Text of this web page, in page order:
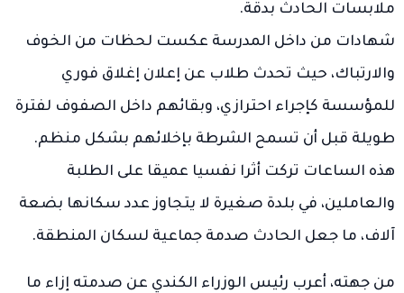
ملابسات الحادث بدقة.
شهادات من داخل المدرسة عكست لحظات من الخوف
والارتباك، حيث تحدث طلاب عن إعلان إغلاق فوري
للمؤسسة كإجراء احترازي، وبقائهم داخل الصفوف لفترة
طويلة قبل أن تسمح الشرطة بإخلائهم بشكل منظم.
هذه الساعات تركت أثرا نفسيا عميقا على الطلبة
والعاملين، في بلدة صغيرة لا يتجاوز عدد سكانها بضعة
آلاف، ما جعل الحادث صدمة جماعية لسكان المنطقة.
من جهته، أعرب رئيس الوزراء الكندي عن صدمته إزاء ما